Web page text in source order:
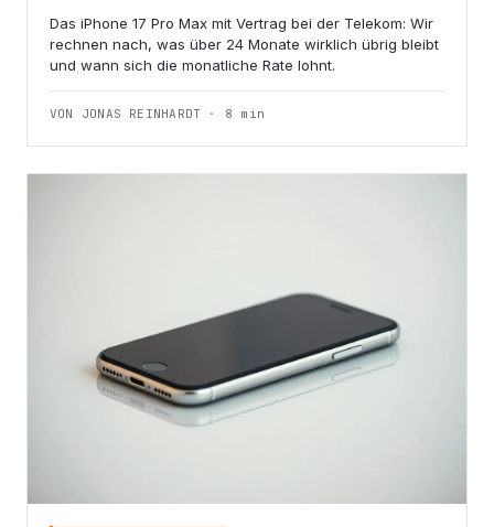
Das iPhone 17 Pro Max mit Vertrag bei der Telekom: Wir
rechnen nach, was über 24 Monate wirklich übrig bleibt
und wann sich die monatliche Rate lohnt.
VON JONAS REINHARDT · 8 min